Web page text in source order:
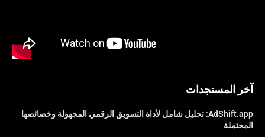
آخر المستجدات
AdShift.app: تحليل شامل لأداة التسويق الرقمي المجهولة وخصائصها
المحتملة